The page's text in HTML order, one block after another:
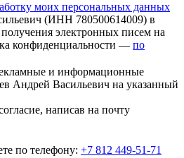
моих персональных данных
(ИНН 780500614009) в
электронных писем на
конфиденциальности — по
и информационные
Андрей Васильевич на указанный
написав на почту
по телефону: +7 812 449-51-71